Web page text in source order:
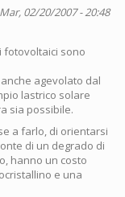
02/20/2007 - 20:48
fotovoltaici sono
agevolato dal
lastrico solare
sia possibile.
a farlo, di orientarsi
di un degrado di
hanno un costo
e una